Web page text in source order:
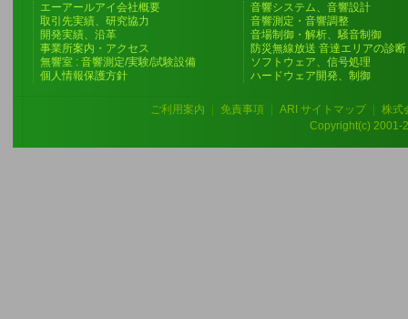
エーアールアイ会社概要
取引先実績、研究協力
開発実績、沿革
事業所案内・アクセス
無響室 : 音響測定/実験/試験設備
個人情報保護方針
音響システム、音響設計
音響測定・音響調整
音場制御・解析、騒音制御
防災無線放送 音達エリアの診断
ソフトウェア、信号処理
ハードウェア開発、制御
ご利用案内 免責事項 ARI サイトマップ
株式
Copyright(c) 2001-